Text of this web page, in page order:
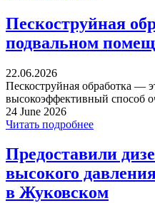
Пескоструйная
подвальном
22.06.2026
Пескоструйная обработка —
высокоэффективный способ
24 June 2026
Читать подробнее
Предоставили
высокого
в Жуковском